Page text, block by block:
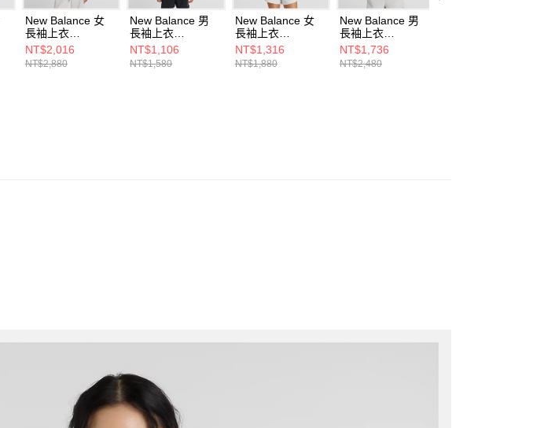
New Balance 女
長袖上衣
WT61145IAAV-F
NT$2,016
NT$2,880
New Balance 男
長袖上衣
MT61B09EBK-F
NT$1,106
NT$1,580
New Balance 女
長袖上衣
WT61L6T3AHH-F
NT$1,316
NT$1,880
New Balance 男
長袖上衣
MT41547ABP-F
NT$1,736
NT$2,480